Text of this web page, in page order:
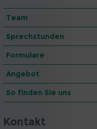
Team
Sprechstunden
Formulare
Angebot
So finden Sie uns
Kontakt